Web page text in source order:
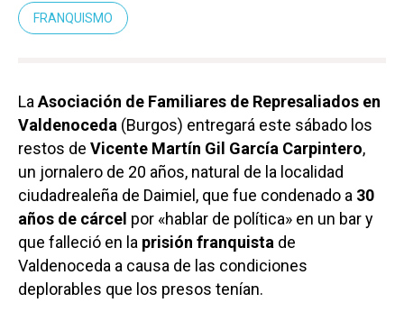
FRANQUISMO
La Asociación de Familiares de Represaliados en
Valdenoceda (Burgos) entregará este sábado los
restos de Vicente Martín Gil García Carpintero,
un jornalero de 20 años, natural de la localidad
ciudadrealeña de Daimiel, que fue condenado a 30
años de cárcel por «hablar de política» en un bar y
que falleció en la prisión franquista de
Valdenoceda a causa de las condiciones
deplorables que los presos tenían.